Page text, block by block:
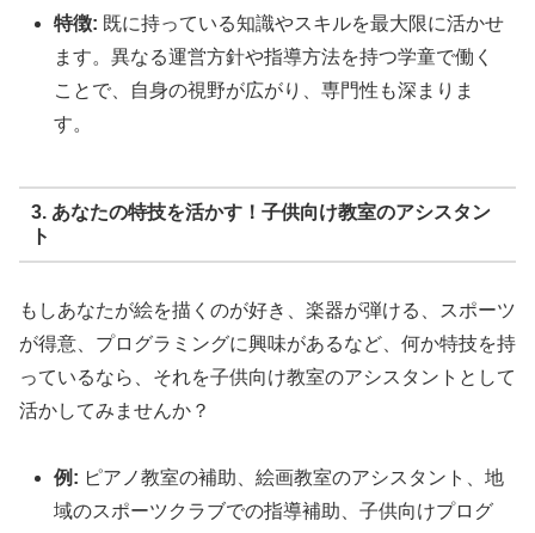
特徴: 既に持っている知識やスキルを最大限に活かせ
ます。異なる運営方針や指導方法を持つ学童で働く
ことで、自身の視野が広がり、専門性も深まりま
す。
3. あなたの特技を活かす！子供向け教室のアシスタン
ト
もしあなたが絵を描くのが好き、楽器が弾ける、スポーツ
が得意、プログラミングに興味があるなど、何か特技を持
っているなら、それを子供向け教室のアシスタントとして
活かしてみませんか？
例: ピアノ教室の補助、絵画教室のアシスタント、地
域のスポーツクラブでの指導補助、子供向けプログ